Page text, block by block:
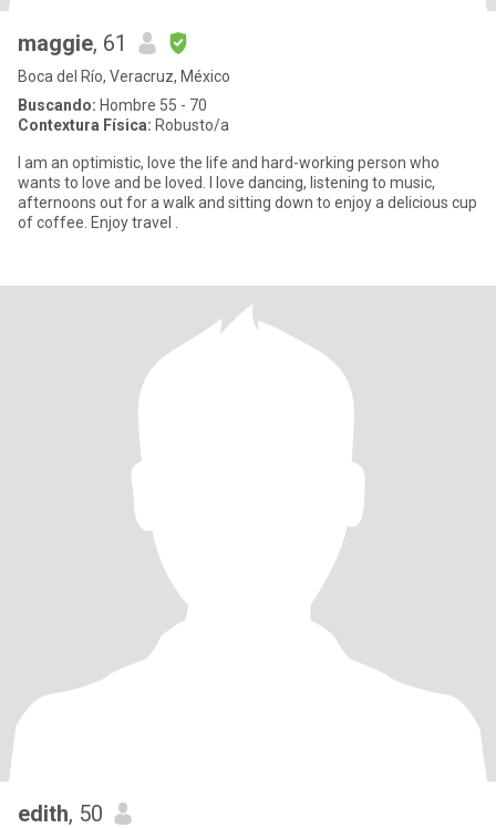
maggie, 61
Boca del Río, Veracruz, México
Buscando: Hombre 55 - 70
Contextura Física: Robusto/a
I am an optimistic, love the life and hard-working person who
wants to love and be loved. I love dancing, listening to music,
afternoons out for a walk and sitting down to enjoy a delicious cup
of coffee. Enjoy travel .
edith, 50